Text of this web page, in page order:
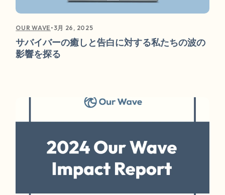
OUR WAVE •3月 26, 2025
サバイバーの癒しと告白に対する私たちの波の
影響を探る